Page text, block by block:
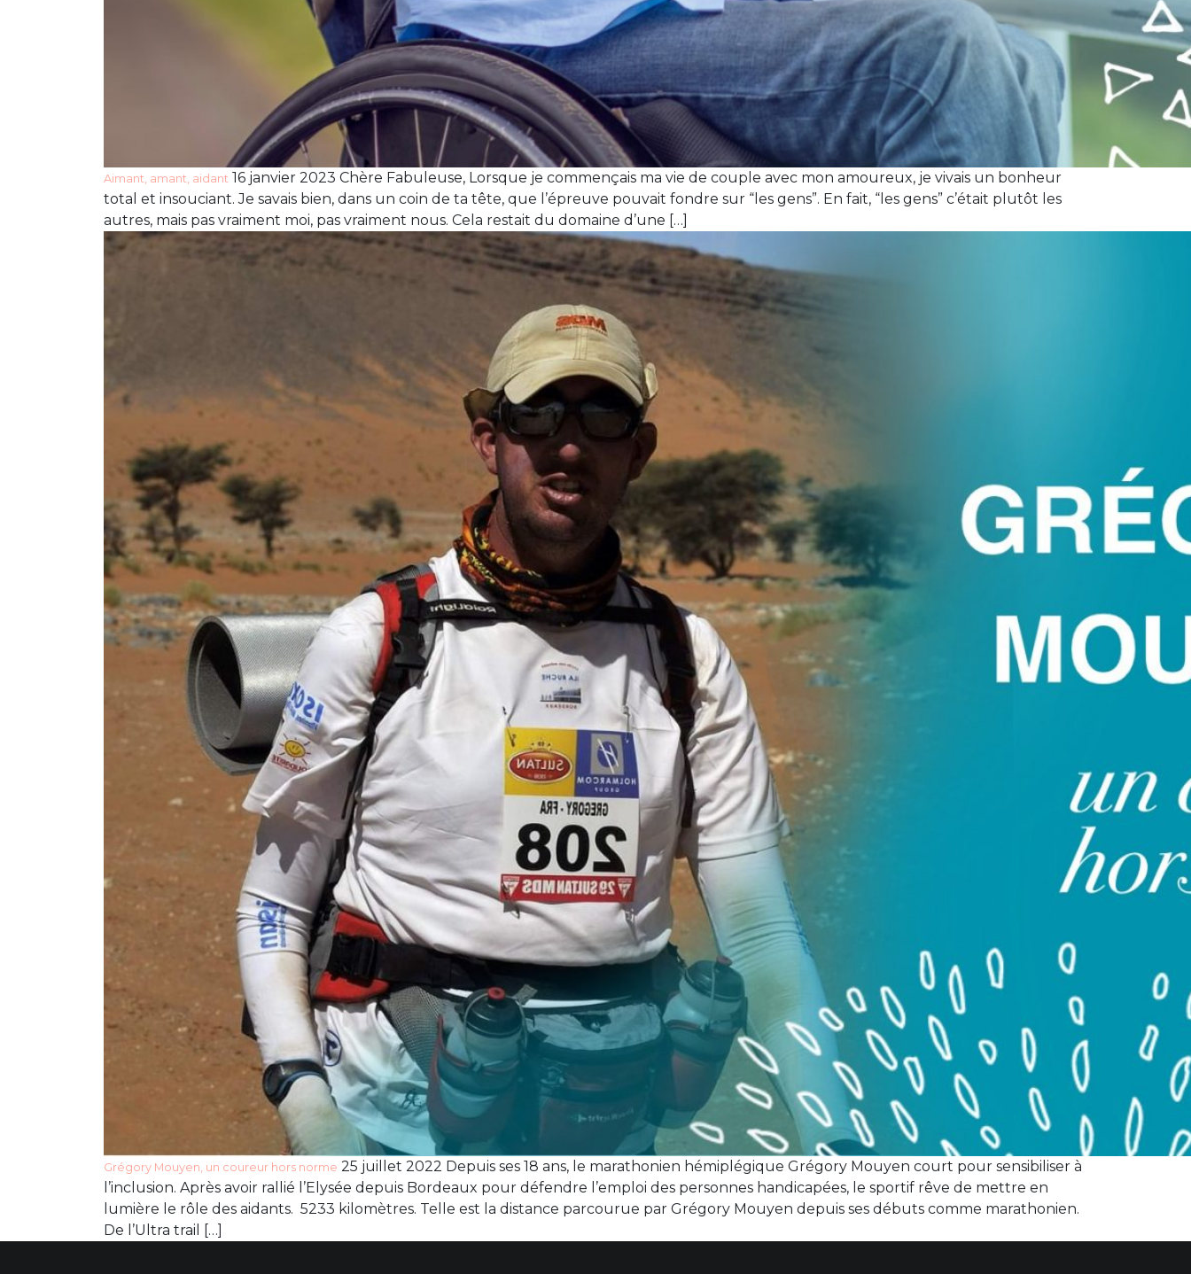
Aimant, amant, aidant 16 janvier 2023 Chère Fabuleuse, Lorsque je commençais ma vie de couple avec mon amoureux, je vivais un bonheur
total et insouciant. Je savais bien, dans un coin de ta tête, que l’épreuve pouvait fondre sur “les gens”. En fait, “les gens” c’était plutôt les
autres, mais pas vraiment moi, pas vraiment nous. Cela restait du domaine d’une […]
Grégory Mouyen, un coureur hors norme 25 juillet 2022 Depuis ses 18 ans, le marathonien hémiplégique Grégory Mouyen court pour sensibiliser à
l’inclusion. Après avoir rallié l’Elysée depuis Bordeaux pour défendre l’emploi des personnes handicapées, le sportif rêve de mettre en
lumière le rôle des aidants. 5233 kilomètres. Telle est la distance parcourue par Grégory Mouyen depuis ses débuts comme marathonien.
De l’Ultra trail […]